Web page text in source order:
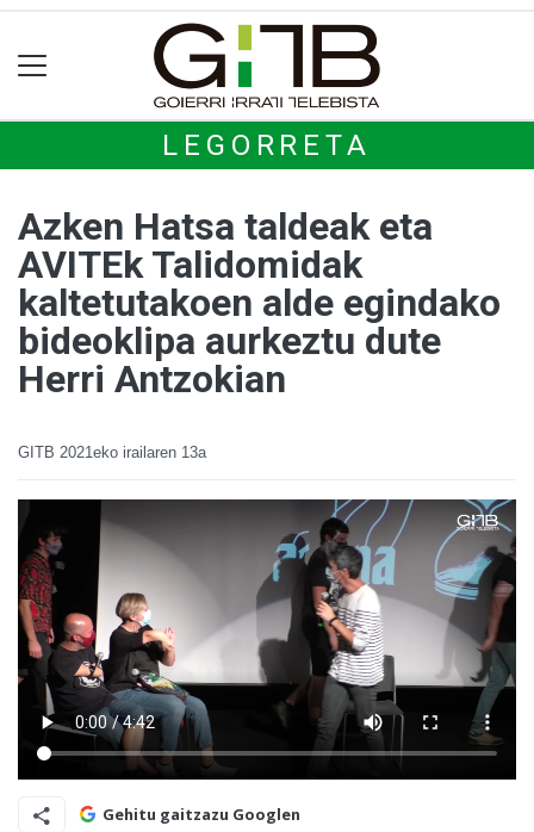
LEGORRETA
Azken Hatsa taldeak eta
AVITEk Talidomidak
kaltetutakoen alde egindako
bideoklipa aurkeztu dute
Herri Antzokian
GITB 2021eko irailaren 13a
Gehitu gaitzazu Googlen